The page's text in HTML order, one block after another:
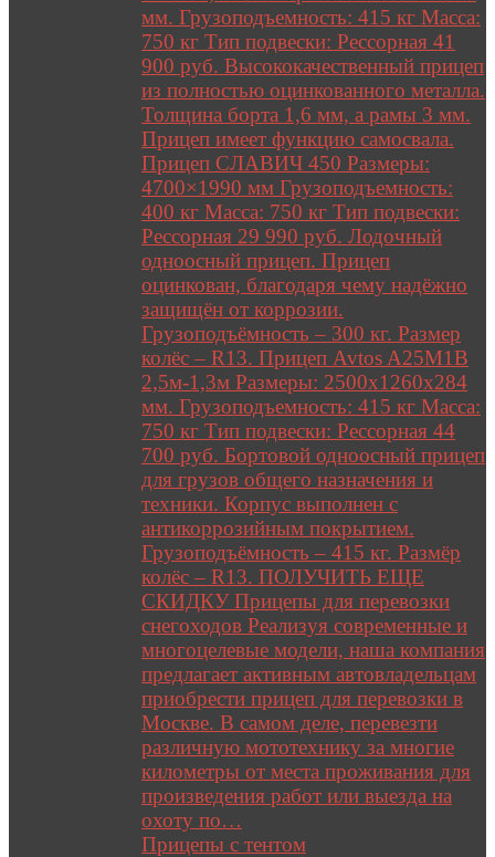
мм. Грузоподъемность: 415 кг Масса:
750 кг Тип подвески: Рессорная 41
900 руб. Высококачественный прицеп
из полностью оцинкованного металла.
Толщина борта 1,6 мм, а рамы 3 мм.
Прицеп имеет функцию самосвала.
Прицеп СЛАВИЧ 450 Размеры:
4700×1990 мм Грузоподъемность:
400 кг Масса: 750 кг Тип подвески:
Рессорная 29 990 руб. Лодочный
одноосный прицеп. Прицеп
оцинкован, благодаря чему надёжно
защищён от коррозии.
Грузоподъёмность – 300 кг. Размер
колёс – R13. Прицеп Avtos A25M1B
2,5м-1,3м Размеры: 2500х1260х284
мм. Грузоподъемность: 415 кг Масса:
750 кг Тип подвески: Рессорная 44
700 руб. Бортовой одноосный прицеп
для грузов общего назначения и
техники. Корпус выполнен с
антикоррозийным покрытием.
Грузоподъёмность – 415 кг. Размёр
колёс – R13. ПОЛУЧИТЬ ЕЩЕ
СКИДКУ Прицепы для перевозки
снегоходов Реализуя современные и
многоцелевые модели, наша компания
предлагает активным автовладельцам
приобрести прицеп для перевозки в
Москве. В самом деле, перевезти
различную мототехнику за многие
километры от места проживания для
произведения работ или выезда на
охоту по…
Прицепы с тентом